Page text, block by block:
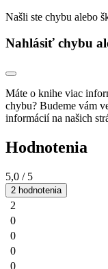
Našli ste chybu alebo
Nahlásiť chybu
Máte o knihe viac
chybu? Budeme vám
informácií na našich
Hodnotenia
5,0 / 5
2 hodnotenia
2
0
0
0
0